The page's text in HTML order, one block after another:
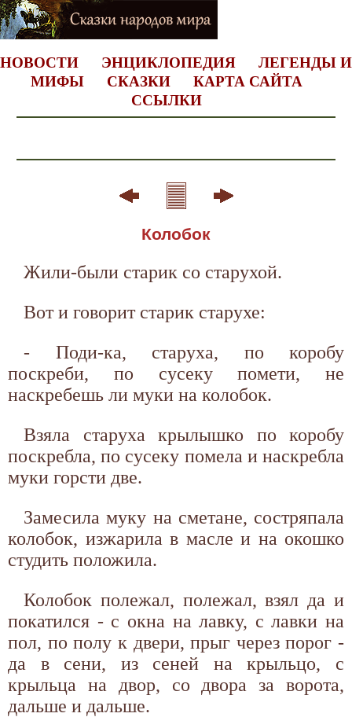
НОВОСТИ ЭНЦИКЛОПЕДИЯ
ЛЕГЕНДЫ И
МИФЫ
СКАЗКИ
КАРТА САЙТА
ССЫЛКИ
Колобок
Жили-были старик со старухой.
Вот и говорит старик старухе:
- Поди-ка, старуха, по коробу
поскреби, по сусеку помети, не
наскребешь ли муки на колобок.
Взяла старуха крылышко по коробу
поскребла, по сусеку помела и наскребла
муки горсти две.
Замесила муку на сметане, состряпала
колобок, изжарила в масле и на окошко
студить положила.
Колобок полежал, полежал, взял да и
покатился - с окна на лавку, с лавки на
пол, по полу к двери, прыг через порог -
да в сени, из сеней на крыльцо, с
крыльца на двор, со двора за ворота,
дальше и дальше.